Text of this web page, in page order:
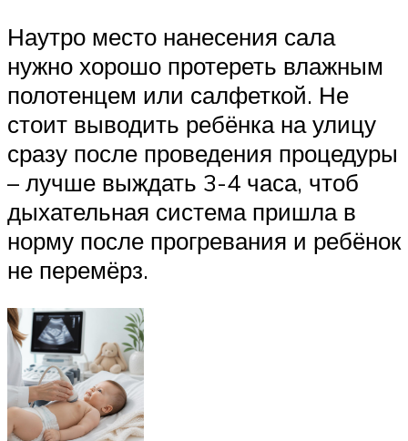
Наутро место нанесения сала
нужно хорошо протереть влажным
полотенцем или салфеткой. Не
стоит выводить ребёнка на улицу
сразу после проведения процедуры
– лучше выждать 3-4 часа, чтоб
дыхательная система пришла в
норму после прогревания и ребёнок
не перемёрз.